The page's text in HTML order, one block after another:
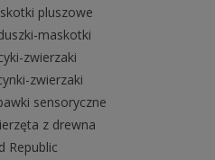
pluszowe
maskotki
zwierzaki
zwierzaki
sensoryczne
z drewna
Republic